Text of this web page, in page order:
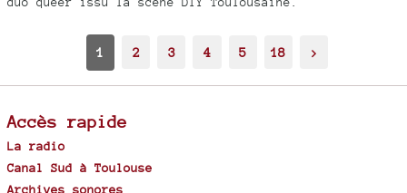
1 2 3 4 5 18 >
Accès rapide
La radio
Canal Sud à Toulouse
Archives sonores